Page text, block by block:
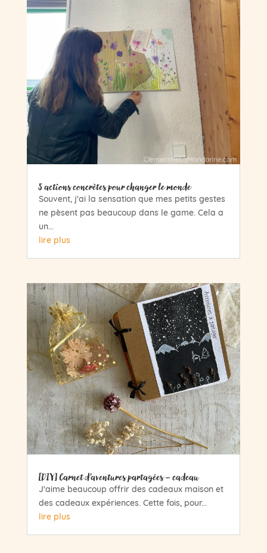
5 actions concrètes pour changer le monde
Souvent, j'ai la sensation que mes petits gestes
ne pèsent pas beaucoup dans le game. Cela a
un...
lire plus
[DIY] Carnet d’aventures partagées – cadeau
J'aime beaucoup offrir des cadeaux maison et
des cadeaux expériences. Cette fois, pour...
lire plus